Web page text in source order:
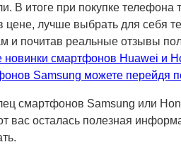
В итоге при покупке
цене, лучше выбрать для себя
и почитав реальные отзывы
новинки смартфонов Huawei и
Samsung можете перейдя
смартфонов Samsung или
вас осталась полезная